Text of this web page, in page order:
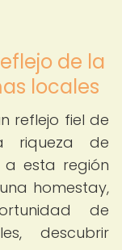
de la
locales
reflejo fiel de
riqueza de
a esta región
homestay,
de
descubrir